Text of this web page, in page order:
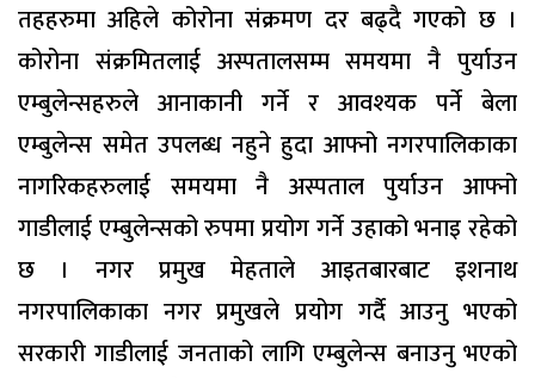
तहहरुमा अहिले कोरोना संक्रमण दर बढ्दै गएको छ ।
कोरोना संक्रमितलाई अस्पतालसम्म समयमा नै पुर्याउन
एम्बुलेन्सहरुले आनाकानी गर्ने र आवश्यक पर्ने बेला
एम्बुलेन्स समेत उपलब्ध नहुने हुदा आफ्नो नगरपालिकाका
नागरिकहरुलाई समयमा नै अस्पताल पुर्याउन आफ्नो
गाडीलाई एम्बुलेन्सको रुपमा प्रयोग गर्ने उहाको भनाइ रहेको
छ । नगर प्रमुख मेहताले आइतबारबाट इशनाथ
नगरपालिकाका नगर प्रमुखले प्रयोग गर्दै आउनु भएको
सरकारी गाडीलाई जनताको लागि एम्बुलेन्स बनाउनु भएको